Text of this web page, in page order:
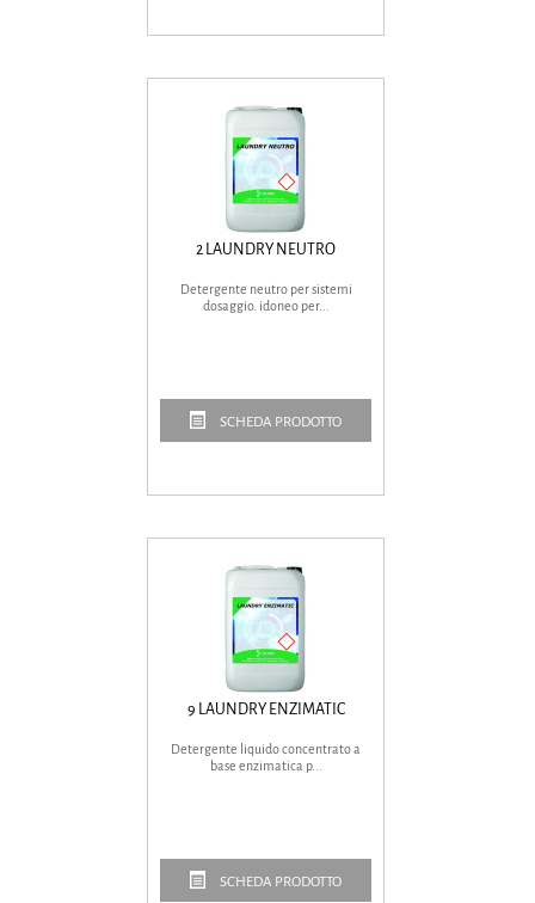
2 LAUNDRY NEUTRO
Detergente neutro per sistemi
dosaggio. idoneo per...
SCHEDA PRODOTTO
9 LAUNDRY ENZIMATIC
Detergente liquido concentrato a
base enzimatica p...
SCHEDA PRODOTTO